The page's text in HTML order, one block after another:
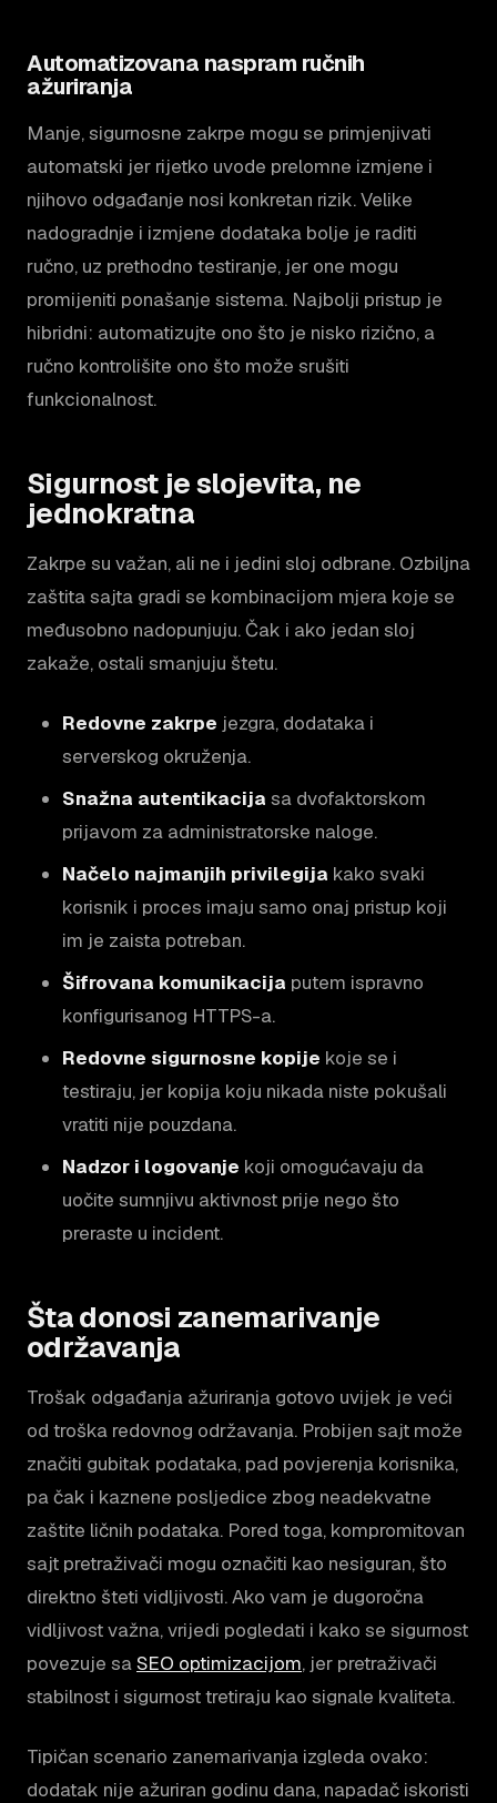
Automatizovana naspram ručnih
ažuriranja
Manje, sigurnosne zakrpe mogu se primjenjivati
automatski jer rijetko uvode prelomne izmjene i
njihovo odgađanje nosi konkretan rizik. Velike
nadogradnje i izmjene dodataka bolje je raditi
ručno, uz prethodno testiranje, jer one mogu
promijeniti ponašanje sistema. Najbolji pristup je
hibridni: automatizujte ono što je nisko rizično, a
ručno kontrolišite ono što može srušiti
funkcionalnost.
Sigurnost je slojevita, ne
jednokratna
Zakrpe su važan, ali ne i jedini sloj odbrane. Ozbiljna
zaštita sajta gradi se kombinacijom mjera koje se
međusobno nadopunjuju. Čak i ako jedan sloj
zakaže, ostali smanjuju štetu.
Redovne zakrpe jezgra, dodataka i
serverskog okruženja.
Snažna autentikacija sa dvofaktorskom
prijavom za administratorske naloge.
Načelo najmanjih privilegija kako svaki
korisnik i proces imaju samo onaj pristup koji
im je zaista potreban.
Šifrovana komunikacija putem ispravno
konfigurisanog HTTPS-a.
Redovne sigurnosne kopije koje se i
testiraju, jer kopija koju nikada niste pokušali
vratiti nije pouzdana.
Nadzor i logovanje koji omogućavaju da
uočite sumnjivu aktivnost prije nego što
preraste u incident.
Šta donosi zanemarivanje
održavanja
Trošak odgađanja ažuriranja gotovo uvijek je veći
od troška redovnog održavanja. Probijen sajt može
značiti gubitak podataka, pad povjerenja korisnika,
pa čak i kaznene posljedice zbog neadekvatne
zaštite ličnih podataka. Pored toga, kompromitovan
sajt pretraživači mogu označiti kao nesiguran, što
direktno šteti vidljivosti. Ako vam je dugoročna
vidljivost važna, vrijedi pogledati i kako se sigurnost
povezuje saSEO optimizacijom, jer pretraživači
stabilnost i sigurnost tretiraju kao signale kvaliteta.
Tipičan scenario zanemarivanja izgleda ovako:
dodatak nije ažuriran godinu dana, napadač iskoristi